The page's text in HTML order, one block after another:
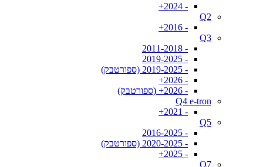
- 2024+
Q2
- 2016+
Q3
- 2011-2018
- 2019-2025
- 2019-2025 (ספורטבק)
- 2026+
- 2026+ (ספורטבק)
Q4 e-tron
- 2021+
Q5
- 2016-2025
- 2020-2025 (ספורטבק)
- 2025+
Q7